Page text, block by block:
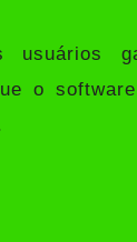
usuários
o